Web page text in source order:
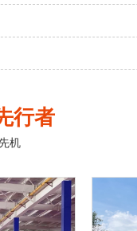
行者
机